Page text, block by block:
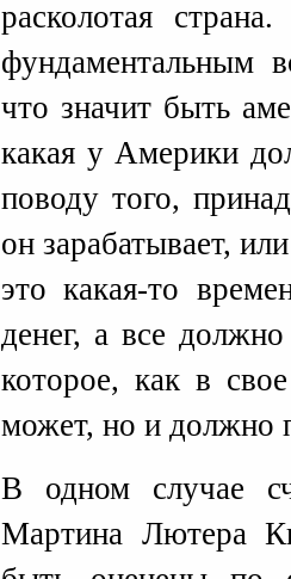
расколотая
фундаментальным
что значит быть
какая у Америки
поводу того,
он зарабатывает,
это какая-то
денег, а все должно
которое, как в
может, но и должно
В одном случае
Мартина Лютера